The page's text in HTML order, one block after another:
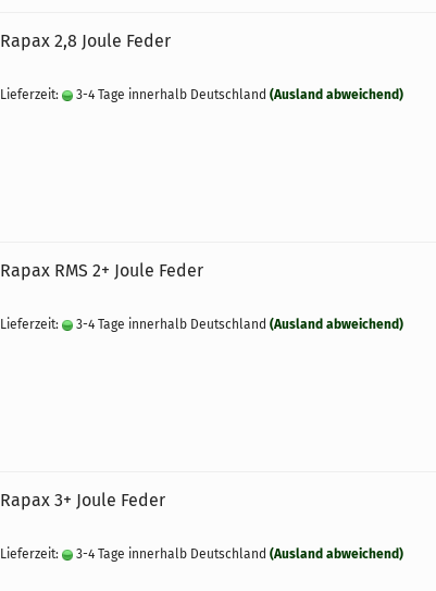
Rapax 2,8 Joule Feder
Lieferzeit: 3-4 Tage innerhalb Deutschland (Ausland abweichend)
Rapax RMS 2+ Joule Feder
Lieferzeit: 3-4 Tage innerhalb Deutschland (Ausland abweichend)
Rapax 3+ Joule Feder
Lieferzeit: 3-4 Tage innerhalb Deutschland (Ausland abweichend)